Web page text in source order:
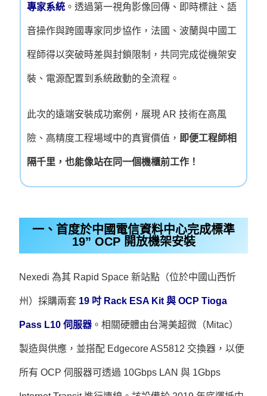
專家系統 。透過第一視角影像回傳、即時標註、語
音操作與跨國專家同步協作，法國、波蘭與中國工
程師得以突破時差與封鎖限制，共同完成從機架安
裝、電源配置到系統啟動的全流程。
此次的遠端安裝成功案例，展現 AR 技術在高風
險、高精度工程場域中的真實價值， 即便工程師相
隔千里，也能像站在同一個機櫃前工作！
一、首度於中國電信資料中心完成標準
19” OCP 開放機架安裝
Nexedi 為其 Rapid Space 新站點（位於中國山西忻
州）採購兩套 19 吋 Rack ESA Kit 與 OCP Tioga
Pass L10 伺服器 。相關硬體由台灣美超微（Mitac）
製造與供應，並搭配 Edgecore AS5812 交換器，以便
所有 OCP 伺服器可透過 10Gbps LAN 與 1Gbps